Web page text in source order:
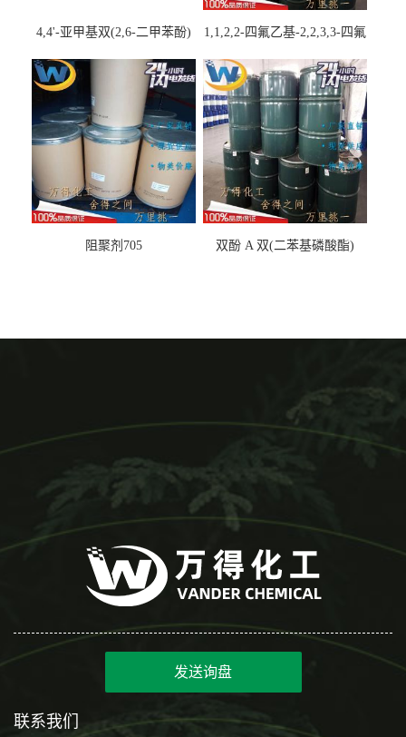
4,4'-亚甲基双(2,6-二甲苯酚)
1,1,2,2-四氟乙基-2,2,3,3-四氟
阻聚剂705 双酚 A 双(二苯基磷酸酯)
发送询盘
联系我们